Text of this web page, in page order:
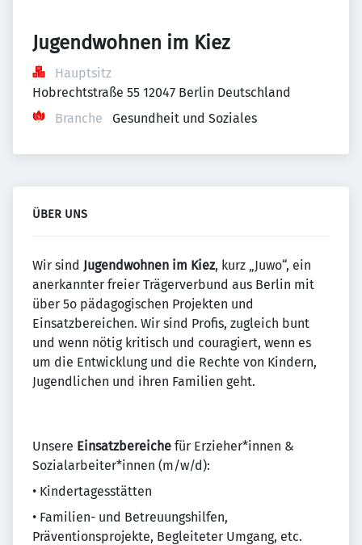
Jugendwohnen im Kiez
Hauptsitz
Hobrechtstraße 55 12047 Berlin Deutschland
Branche
Gesundheit und Soziales
ÜBER UNS
Wir sind Jugendwohnen im Kiez, kurz „Juwo“, ein
anerkannter freier Trägerverbund aus Berlin mit
über 5o pädagogischen Projekten und
Einsatzbereichen. Wir sind Profis, zugleich bunt
und wenn nötig kritisch und couragiert, wenn es
um die Entwicklung und die Rechte von Kindern,
Jugendlichen und ihren Familien geht.
Unsere Einsatzbereiche für Erzieher*innen &
Sozialarbeiter*innen (m/w/d):
• Kindertagesstätten
• Familien- und Betreuungshilfen,
Präventionsprojekte, Begleiteter Umgang, etc.